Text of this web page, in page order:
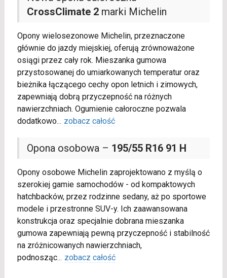
CrossClimate 2marki Michelin
Opony wielosezonowe Michelin, przeznaczone
głównie do jazdy miejskiej, oferują zrównoważone
osiągi przez cały rok. Mieszanka gumowa
przystosowanej do umiarkowanych temperatur oraz
bieżnika łączącego cechy opon letnich i zimowych,
zapewniają dobrą przyczepność na różnych
nawierzchniach. Ogumienie całoroczne pozwala
dodatkowo... zobacz całość
Opona osobowa – 195/55 R16 91 H
Opony osobowe Michelin zaprojektowano z myślą o
szerokiej gamie samochodów - od kompaktowych
hatchbacków, przez rodzinne sedany, aż po sportowe
modele i przestronne SUV-y. Ich zaawansowana
konstrukcja oraz specjalnie dobrana mieszanka
gumowa zapewniają pewną przyczepność i stabilność
na zróżnicowanych nawierzchniach,
podnosząc... zobacz całość